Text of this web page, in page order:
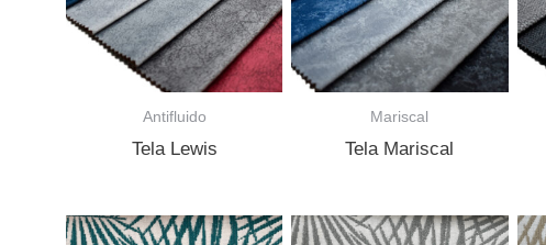
Antifluido
Tela Lewis
Mariscal
Tela Mariscal